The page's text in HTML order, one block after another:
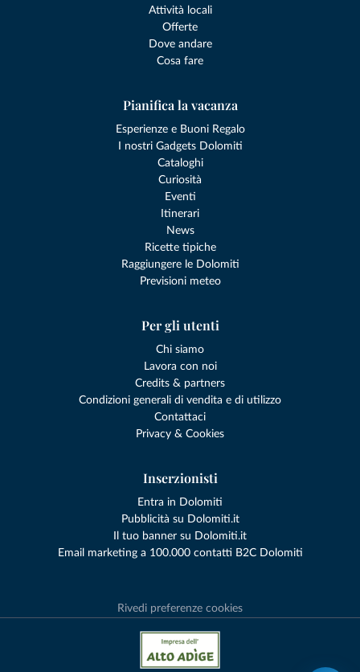
Attività locali
Offerte
Dove andare
Cosa fare
Pianifica la vacanza
Esperienze e Buoni Regalo
I nostri Gadgets Dolomiti
Cataloghi
Curiosità
Eventi
Itinerari
News
Ricette tipiche
Raggiungere le Dolomiti
Previsioni meteo
Per gli utenti
Chi siamo
Lavora con noi
Credits & partners
Condizioni generali di vendita e di utilizzo
Contattaci
Privacy & Cookies
Inserzionisti
Entra in Dolomiti
Pubblicità su Dolomiti.it
Il tuo banner su Dolomiti.it
Email marketing a 100.000 contatti B2C Dolomiti
Rivedi preferenze cookies